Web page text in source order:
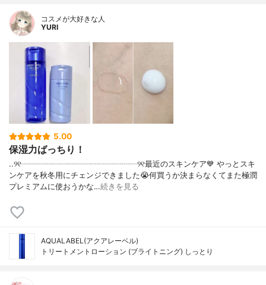
コスメが大好きな人
YURI
5.00
保湿力ばっちり！
..୨୧┈┈┈┈┈┈┈┈┈┈┈┈┈┈┈୨୧最近のスキンケア💙 やっとスキ
ンケアを秋冬用にチェンジできました😭何買うか決まらなくてまた極潤
プレミアムに使おうかな…続きを見る
AQUALABEL(アクアレーベル)
トリートメントローション (ブライトニング) しっとり